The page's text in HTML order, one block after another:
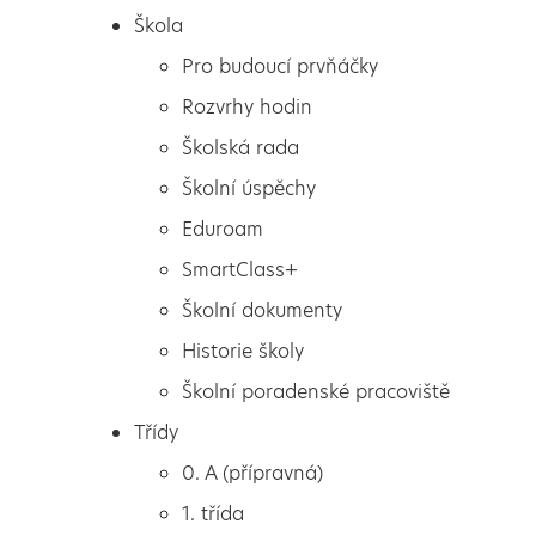
Pro budoucí prvňáčky
Rozvrhy hodin
Školská rada
Škola
Pro budoucí prvňáčky
Rozvrhy hodin
Školská rada
Školní úspěchy
Eduroam
SmartClass+
Školní dokumenty
Historie školy
Školní poradenské pracoviště
Třídy
0. A (přípravná)
1. třída
Vesmír našima očima